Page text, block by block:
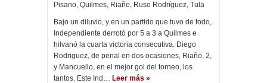
Pisano, Quilmes, Riaño, Ruso Rodríguez, Tula
Bajo un diluvio, y en un partido que tuvo de todo,
Independiente derrotó por 5 a 3 a Quilmes e
hilvanó la cuarta victoria consecutiva. Diego
Rodriguez, de penal en dos ocasiones, Riaño, 2,
y Mancuello, en el mejor gol del torneo, los
tantos. Este Ind… Leer más »